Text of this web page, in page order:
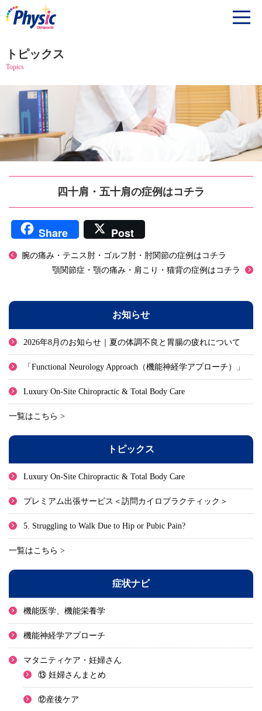
トピックス
Topics
四十肩・五十肩の症例はコチラ
Share Post
腕の痛み・テニス肘・ゴルフ肘・肘関節の症例はコチラ
顎関節症・顎の痛み・肩こり・猫背の症例はコチラ
お知らせ
2026年8月のお知らせ｜夏の体調不良と胃腸の疲れについて
「Functional Neurology Approach（機能神経学アプローチ）」
Luxury On-Site Chiropractic & Total Body Care
一覧はこちら >
トピックス
Luxury On-Site Chiropractic & Total Body Care
プレミアム出張サービス＜訪問カイロプラクティック＞
5. Struggling to Walk Due to Hip or Pubic Pain?
一覧はこちら >
症状ナビ
機能医学、機能栄養学
機能神経学アプローチ
マタニティケア・妊婦さん
⑬ 妊婦さんまとめ
⑫産後ケア